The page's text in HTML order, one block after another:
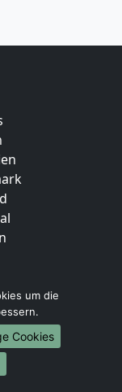
um die
Cookies